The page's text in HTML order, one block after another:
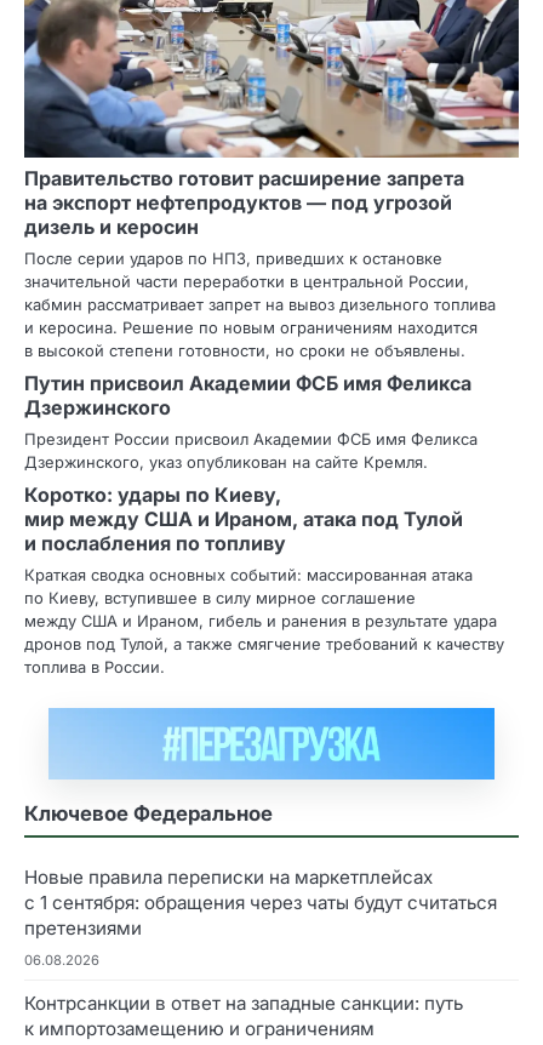
Правительство готовит расширение запрета
на экспорт нефтепродуктов — под угрозой
дизель и керосин
После серии ударов по НПЗ, приведших к остановке
значительной части переработки в центральной России,
кабмин рассматривает запрет на вывоз дизельного топлива
и керосина. Решение по новым ограничениям находится
в высокой степени готовности, но сроки не объявлены.
Путин присвоил Академии ФСБ имя Феликса
Дзержинского
Президент России присвоил Академии ФСБ имя Феликса
Дзержинского, указ опубликован на сайте Кремля.
Коротко: удары по Киеву,
мир между США и Ираном, атака под Тулой
и послабления по топливу
Краткая сводка основных событий: массированная атака
по Киеву, вступившее в силу мирное соглашение
между США и Ираном, гибель и ранения в результате удара
дронов под Тулой, а также смягчение требований к качеству
топлива в России.
Ключевое Федеральное
Новые правила переписки на маркетплейсах
с 1 сентября: обращения через чаты будут считаться
претензиями
06.08.2026
Контрсанкции в ответ на западные санкции: путь
к импортозамещению и ограничениям